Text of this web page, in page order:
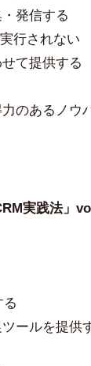
発信する
行されない
て提供する
のあるノウ
実践法」
ールを提供